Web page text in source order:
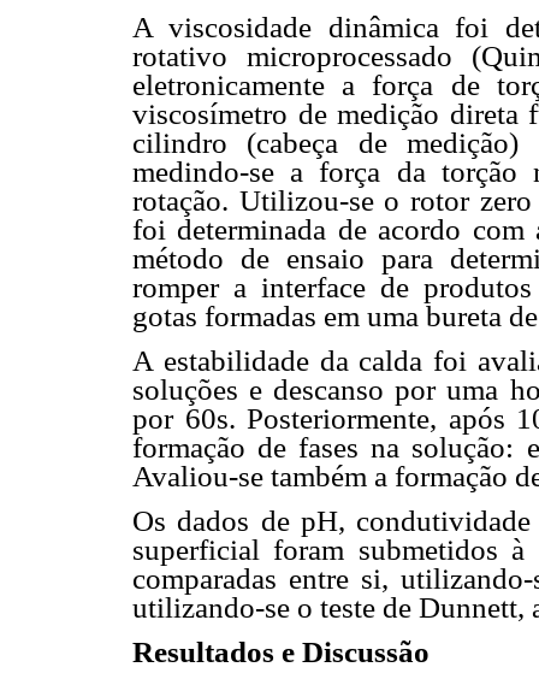
A viscosidade dinâmica foi
rotativo microprocessado
eletronicamente a força de
viscosímetro de medição
cilindro (cabeça de medição)
medindo-se a força da torção
rotação. Utilizou-se o rotor
foi determinada de acordo
método de ensaio para
romper a interface de
gotas formadas em uma bureta
A estabilidade da calda foi
soluções e descanso por uma
por 60s. Posteriormente, após
formação de fases na solução:
Avaliou-se também a formação
Os dados de pH,
superficial foram submetidos
comparadas entre si,
utilizando-se o teste de Dunnett,
Resultados e Discussão